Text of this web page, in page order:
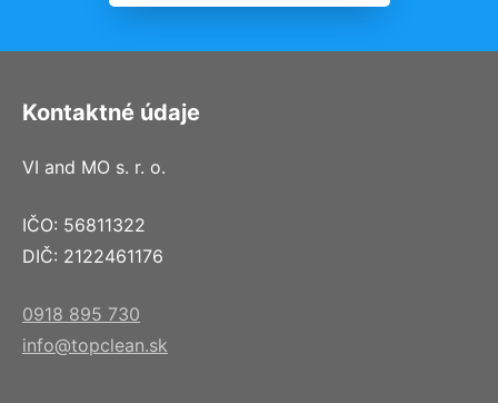
Kontaktné údaje
VI and MO s. r. o.
IČO: 56811322
DIČ: 2122461176
0918 895 730
info@topclean.sk